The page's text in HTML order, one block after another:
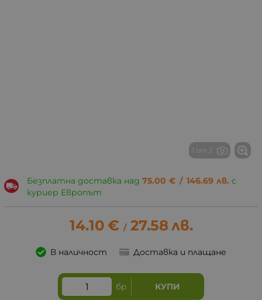
1 от 2
Безплатна доставка над 75.00 € / 146.69 лв. с
куриер Европът
14.10 € / 27.58лв.
В наличност Доставка и плащане
бр КУПИ